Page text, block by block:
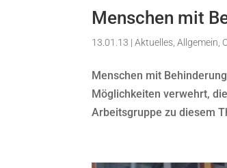
Menschen mit
13.01.13 |Aktuelles ,Allgemein
Menschen mit
Möglichkeiten verwehrt,
Arbeitsgruppe zu diesem